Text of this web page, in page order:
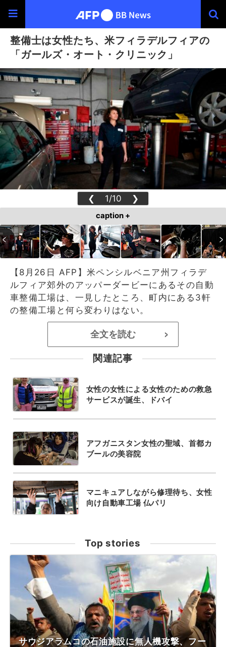
整備士は女性たち、米フィラデルフィアの
「ガールズ・オート・クリニック」
❮ 1/10 ❯
caption +
【8月26日 AFP】米ペンシルベニア州フィラデ
ルフィア郊外のアッパーダービーにあるその自動
車整備工場は、一見したところ、町内にある3軒
の整備工場と何ら変わりはない。
全文を読む >
関連記事
女性の女性による女性のための救急
サービスが誕生、ドバイ
アフガニスタン女性の聖域、首都カ
ブールの美容院
マニキュアしながら修理待ち、女性
向け自動車工場 仏パリ
Top stories
サウジアラムコの石油施設に無人機攻撃、フー